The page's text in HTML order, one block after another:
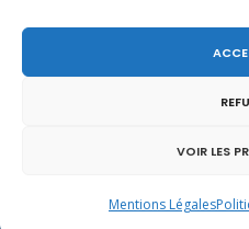
VOIR LES
Mentions Légales
Mentions légales|